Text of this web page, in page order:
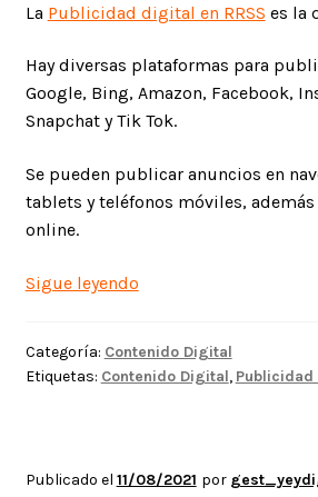
La Publicidad digital en RRSS es la
Hay diversas plataformas para
Google, Bing, Amazon, Facebook,
Snapchat y Tik Tok.
Se pueden publicar anuncios en
tablets y teléfonos móviles,
online.
Sigue leyendoPrivacidad
digital
Categoría: Contenido Digital
Etiquetas: Contenido Digital,
Publicado el 11/08/2021 por